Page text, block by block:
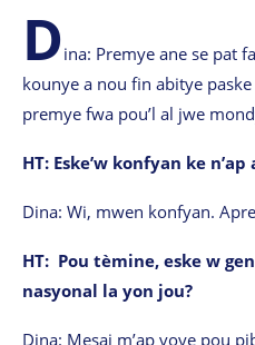
Dina: Premye ane se pat
kounye a nou fin abitye
premye fwa pou’l al jwe
HT: Eske’w konfyan ke
Dina: Wi, mwen konfyan.
HT: Pou tèmine, eske w
nasyonal la yon jou?
Dina: Mesaj m’ap voye pou